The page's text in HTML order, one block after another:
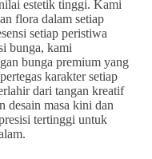
estetik tinggi. Kami
flora dalam setiap
setiap peristiwa
bunga, kami
bunga premium yang
karakter setiap
dari tangan kreatif
desain masa kini dan
tertinggi untuk